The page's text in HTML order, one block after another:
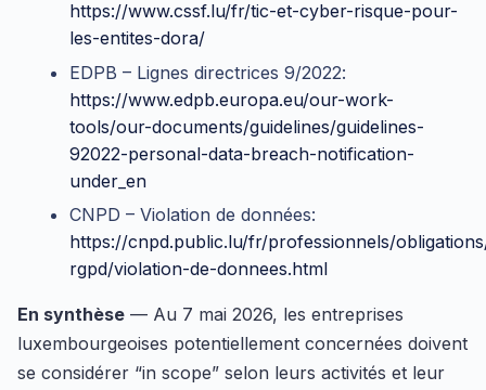
https://www.cssf.lu/fr/tic-et-cyber-risque-pour-
les-entites-dora/
EDPB – Lignes directrices 9/2022:
https://www.edpb.europa.eu/our-work-
tools/our-documents/guidelines/guidelines-
92022-personal-data-breach-notification-
under_en
CNPD – Violation de données:
https://cnpd.public.lu/fr/professionnels/
rgpd/violation-de-donnees.html
En synthèse — Au 7 mai 2026, les entreprises
luxembourgeoises potentiellement concernées doivent
se considérer “in scope” selon leurs activités et leur